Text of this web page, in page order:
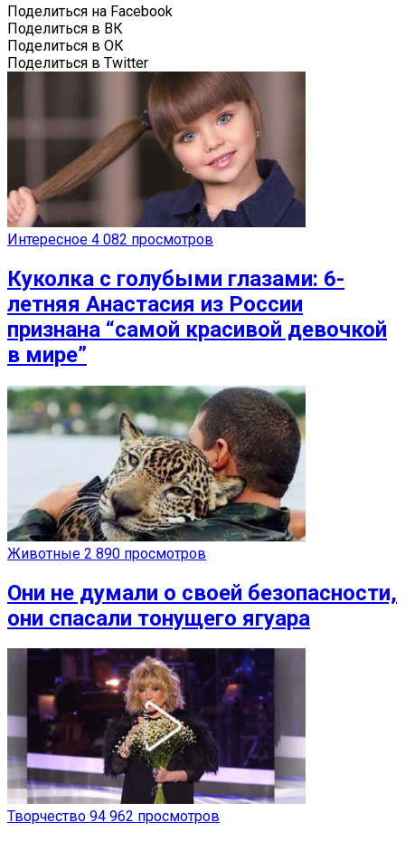
Поделиться на Facebook
Поделиться в ВК
Поделиться в ОК
Поделиться в Twitter
Интересное 4 082 просмотров
Куколка с голубыми глазами: 6-
летняя Анастасия из России
признана “самой красивой девочкой
в мире”
Животные 2 890 просмотров
Они не думали о своей безопасности,
они спасали тонущего ягуара
Творчество 94 962 просмотров